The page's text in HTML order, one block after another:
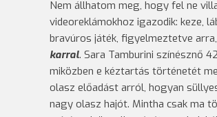
Nem állhatom meg, hogy fel ne
videoreklámokhoz igazodik: keze,
bravúros játék, figyelmeztetve
karral. Sara Tamburini színésznő
miközben e kéztartás történetét
olasz előadást arról, hogyan
nagy olasz hajót. Mintha csak ma